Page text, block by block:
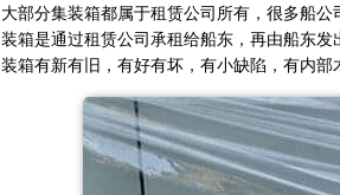
大部分集装箱都属于租赁公司所有，很多船
装箱是通过租赁公司承租给船东，再由船东
装箱有新有旧，有好有坏，有小缺陷，有内部